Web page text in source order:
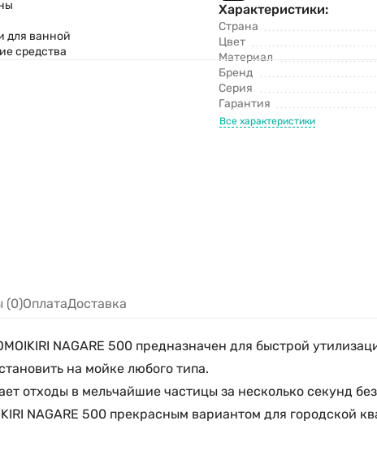
для ванной
средства
Характеристики:
Страна
Цвет
Материал
Бренд
Серия
Гарантия
Все характеристики
(0)ОплатаДоставка
NAGARE 500 предназначен для быстрой
на мойке любого типа.
отходы в мельчайшие частицы за несколько секунд
NAGARE 500 прекрасным вариантом для городской